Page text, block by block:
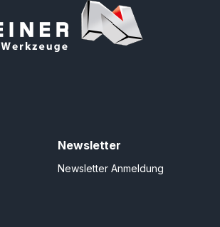
Newsletter
Newsletter Anmeldung